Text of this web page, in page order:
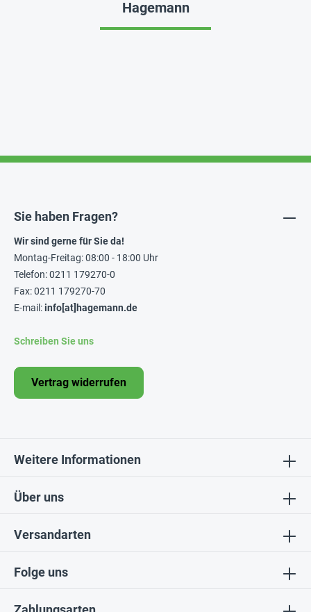
Hagemann
Folge uns
Über uns
Sie haben Fragen?
Wir sind gerne für Sie da!
Montag-Freitag: 08:00 - 18:00 Uhr
Telefon: 0211 179270-0
Fax: 0211 179270-70
E-mail:info[at]hagemann.de
Schreiben Sie uns
Vertrag widerrufen
Weitere Informationen
Versandarten